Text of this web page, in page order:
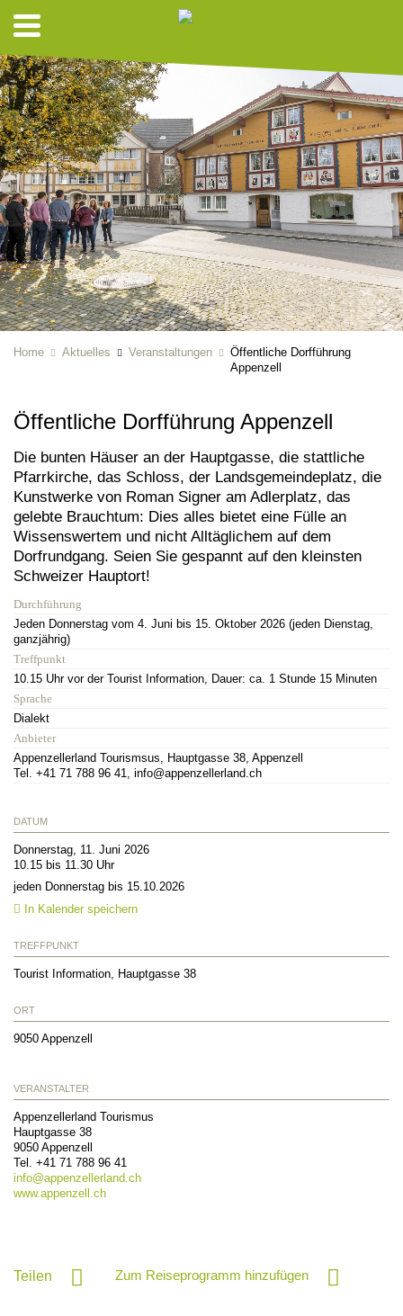
Home Aktuelles Veranstaltungen
Öffentliche Dorfführung
Appenzell
Öffentliche Dorfführung Appenzell
Die bunten Häuser an der Hauptgasse, die stattliche
Pfarrkirche, das Schloss, der Landsgemeindeplatz, die
Kunstwerke von Roman Signer am Adlerplatz, das
gelebte Brauchtum: Dies alles bietet eine Fülle an
Wissenswertem und nicht Alltäglichem auf dem
Dorfrundgang. Seien Sie gespannt auf den kleinsten
Schweizer Hauptort!
Durchführung
Jeden Donnerstag vom 4. Juni bis 15. Oktober 2026 (jeden Dienstag,
ganzjährig)
Treffpunkt
10.15 Uhr vor der Tourist Information, Dauer: ca. 1 Stunde 15 Minuten
Sprache
Dialekt
Anbieter
Appenzellerland Tourismsus, Hauptgasse 38, Appenzell
Tel. +41 71 788 96 41, info@appenzellerland.ch
DATUM
Donnerstag, 11. Juni 2026
10.15 bis 11.30 Uhr
jeden Donnerstag bis 15.10.2026
In Kalender speichern
TREFFPUNKT
Tourist Information, Hauptgasse 38
ORT
9050 Appenzell
VERANSTALTER
Appenzellerland Tourismus
Hauptgasse 38
9050 Appenzell
Tel. +41 71 788 96 41
info@appenzellerland.ch
www.appenzell.ch
Teilen Zum Reiseprogramm hinzufügen